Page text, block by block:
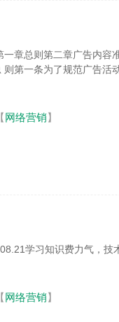
章总则第二章广告内容
第一条为了规范广告活
【网络营销】
学习知识费力气，技
【网络营销】